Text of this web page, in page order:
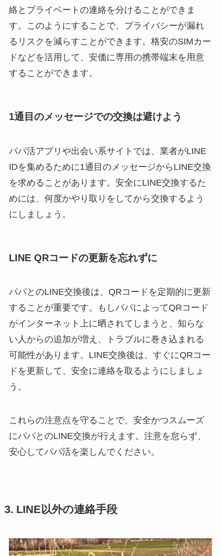
絡とプライベートの連絡を分けることができま
す。このようにすることで、プライバシーが漏れ
るリスクを減らすことができます。格安のSIMカー
ドなどを活用して、安価に専用の携帯端末を用意
することができます。
1通目のメッセージでの交換は避けよう
パパ活アプリや出会い系サイトでは、業者がLINE
IDを集めるために1通目のメッセージからLINE交換
を求めることがあります。安全にLINE交換するた
めには、何度かやり取りをしてから交換するよう
にしましょう。
LINE QRコードの更新を忘れずに
パパとのLINE交換後は、QRコードを定期的に更新
することが重要です。もしパパによってQRコード
がインターネット上に晒されてしまうと、知らな
い人からの追加が増え、トラブルに巻き込まれる
可能性があります。LINE交換後は、すぐにQRコー
ドを更新して、安全に連絡を取るようにしましょ
う。
これらの注意点を守ることで、安全かつスムーズ
にパパとのLINE交換が行えます。注意を怠らず、
安心してパパ活を楽しんでください。
3. LINE以外の連絡手段